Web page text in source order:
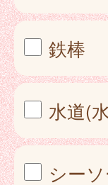
鉄棒
水道(
シー